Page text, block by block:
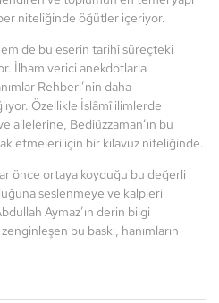
niteliğinde öğütler içeriyor.
de bu eserin tarihî süreçteki
İlham verici anekdotlarla
Rehberi’nin daha
Özellikle İslâmî ilimlerde
ailelerine, Bediüzzaman’ın bu
etmeleri için bir kılavuz niteliğinde.
önce ortaya koyduğu bu değerli
seslenmeye ve kalpleri
Aymaz’ın derin bilgi
bu baskı, hanımların